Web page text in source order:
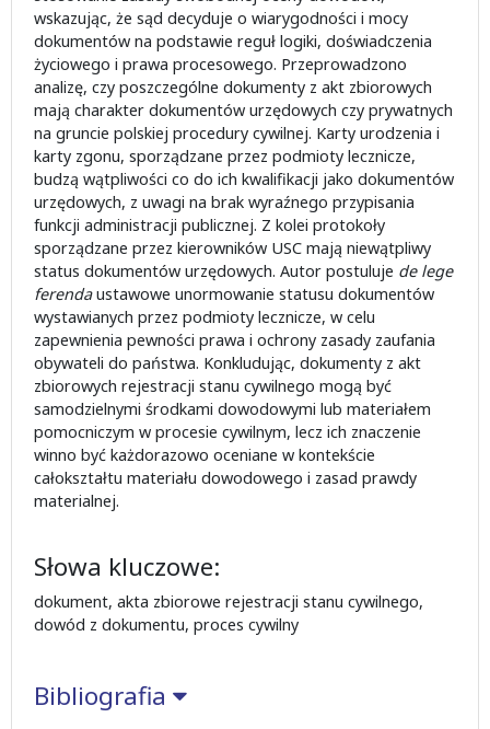
wskazując, że sąd decyduje o wiarygodności i mocy
dokumentów na podstawie reguł logiki, doświadczenia
życiowego i prawa procesowego. Przeprowadzono
analizę, czy poszczególne dokumenty z akt zbiorowych
mają charakter dokumentów urzędowych czy prywatnych
na gruncie polskiej procedury cywilnej. Karty urodzenia i
karty zgonu, sporządzane przez podmioty lecznicze,
budzą wątpliwości co do ich kwalifikacji jako dokumentów
urzędowych, z uwagi na brak wyraźnego przypisania
funkcji administracji publicznej. Z kolei protokoły
sporządzane przez kierowników USC mają niewątpliwy
status dokumentów urzędowych. Autor postuluje de lege
ferendaustawowe unormowanie statusu dokumentów
wystawianych przez podmioty lecznicze, w celu
zapewnienia pewności prawa i ochrony zasady zaufania
obywateli do państwa. Konkludując, dokumenty z akt
zbiorowych rejestracji stanu cywilnego mogą być
samodzielnymi środkami dowodowymi lub materiałem
pomocniczym w procesie cywilnym, lecz ich znaczenie
winno być każdorazowo oceniane w kontekście
całokształtu materiału dowodowego i zasad prawdy
materialnej.
Słowa kluczowe:
dokument, akta zbiorowe rejestracji stanu cywilnego,
dowód z dokumentu, proces cywilny
Bibliografia